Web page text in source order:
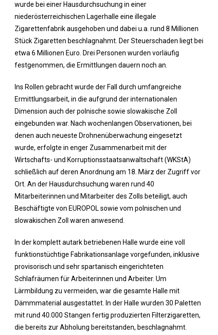
wurde bei einer Hausdurchsuchung in einer
niederösterreichischen Lagerhalle eine illegale
Zigarettenfabrik ausgehoben und dabei u.a. rund 8 Millionen
Stück Zigaretten beschlagnahmt. Der Steuerschaden liegt bei
etwa 6 Millionen Euro. Drei Personen wurden vorläufig
festgenommen, die Ermittlungen dauern noch an.
Ins Rollen gebracht wurde der Fall durch umfangreiche
Ermittlungsarbeit, in die aufgrund der internationalen
Dimension auch der polnische sowie slowakische Zoll
eingebunden war. Nach wochenlangen Observationen, bei
denen auch neueste Drohnenüberwachung eingesetzt
wurde, erfolgte in enger Zusammenarbeit mit der
Wirtschafts- und Korruptionsstaatsanwaltschaft (WKStA)
schließlich auf deren Anordnung am 18. März der Zugriff vor
Ort. An der Hausdurchsuchung waren rund 40
Mitarbeiterinnen und Mitarbeiter des Zolls beteiligt, auch
Beschäftigte von EUROPOL sowie vom polnischen und
slowakischen Zoll waren anwesend.
In der komplett autark betriebenen Halle wurde eine voll
funktionstüchtige Fabrikationsanlage vorgefunden, inklusive
provisorisch und sehr spartanisch eingerichteten
Schlafräumen für Arbeiterinnen und Arbeiter. Um
Lärmbildung zu vermeiden, war die gesamte Halle mit
Dämmmaterial ausgestattet. In der Halle wurden 30 Paletten
mit rund 40.000 Stangen fertig produzierten Filterzigaretten,
die bereits zur Abholung bereitstanden, beschlagnahmt.